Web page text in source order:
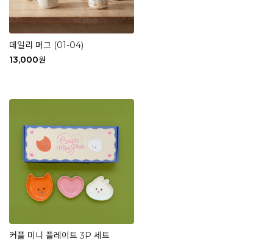
데일리 머그 (01-04)
13,000원
커플 미니 플레이트 3P 세트